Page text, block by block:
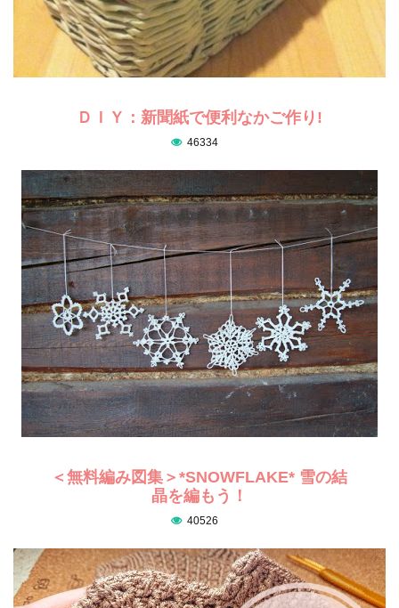
ＤＩＹ：新聞紙で便利なかご作り!
46334
＜無料編み図集＞*SNOWFLAKE* 雪の結
晶を編もう！
40526